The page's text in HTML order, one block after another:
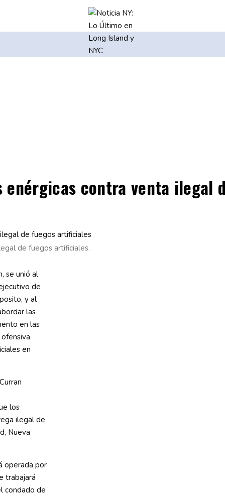
enérgicas contra venta
de fuegos artificiales.
se unió al
de
y al
las
en las
en
los
ilegal de
Nueva
operada por
trabajará
condado de